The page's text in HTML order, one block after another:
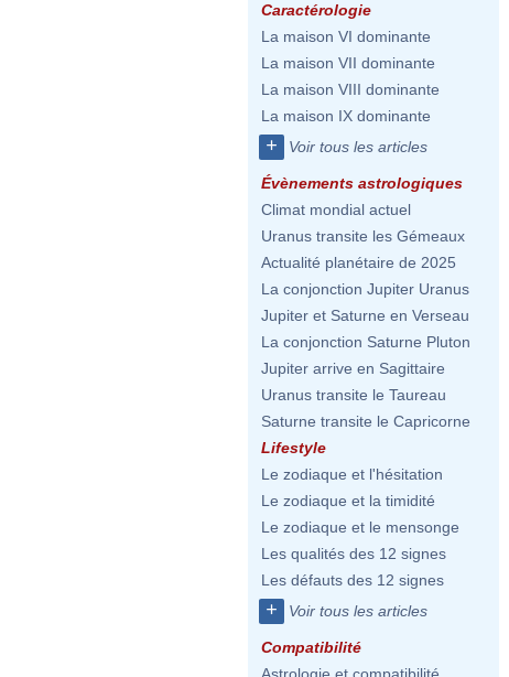
Caractérologie
La maison VI dominante
La maison VII dominante
La maison VIII dominante
La maison IX dominante
+ Voir tous les articles
Évènements astrologiques
Climat mondial actuel
Uranus transite les Gémeaux
Actualité planétaire de 2025
La conjonction Jupiter Uranus
Jupiter et Saturne en Verseau
La conjonction Saturne Pluton
Jupiter arrive en Sagittaire
Uranus transite le Taureau
Saturne transite le Capricorne
Lifestyle
Le zodiaque et l'hésitation
Le zodiaque et la timidité
Le zodiaque et le mensonge
Les qualités des 12 signes
Les défauts des 12 signes
+ Voir tous les articles
Compatibilité